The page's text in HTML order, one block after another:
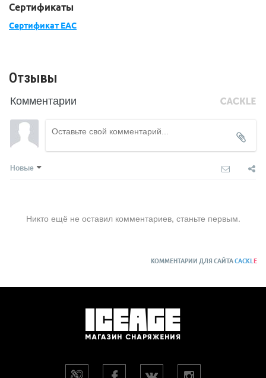
Сертификаты
Сертификат ЕАС
Отзывы
Комментарии
Новые
Никто ещё не оставил комментариев, станьте первым.
КОММЕНТАРИИ ДЛЯ САЙТАCACKLE